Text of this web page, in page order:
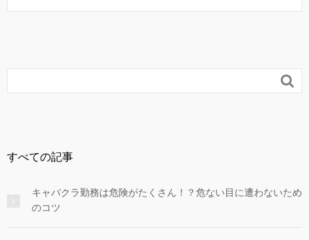

すべての記事
キャバクラ勤務は危険がたくさん！？危ない目に遭わないため
のコツ